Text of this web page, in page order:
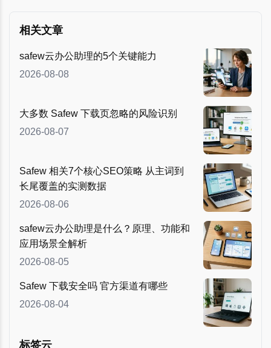
相关文章
safew云办公助理的5个关键能力
2026-08-08
大多数 Safew 下载页忽略的风险识别
2026-08-07
Safew 相关7个核心SEO策略 从主词到
长尾覆盖的实测数据
2026-08-06
safew云办公助理是什么？原理、功能和
应用场景全解析
2026-08-05
Safew 下载安全吗 官方渠道有哪些
2026-08-04
标签云